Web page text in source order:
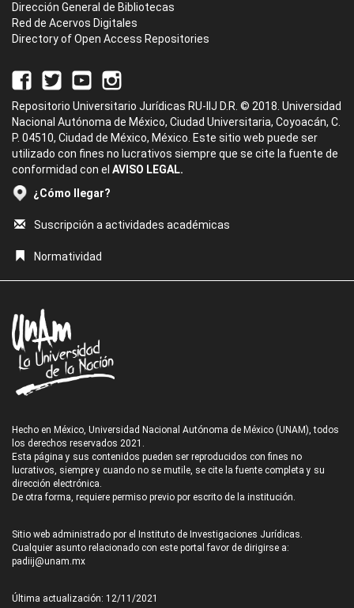
Dirección General de Bibliotecas
Red de Acervos Digitales
Directory of Open Access Repositories
Repositorio Universitario Jurídicas RU-IIJ D.R. © 2018. Universidad
Nacional Autónoma de México, Ciudad Universitaria, Coyoacán, C.
P. 04510, Ciudad de México, México. Este sitio web puede ser
utilizado con fines no lucrativos siempre que se cite la fuente de
conformidad con el AVISO LEGAL.
¿Cómo llegar?
Suscripción a actividades académicas
Normatividad
Hecho en México, Universidad Nacional Autónoma de México (UNAM), todos
los derechos reservados 2021.
Esta página y sus contenidos pueden ser reproducidos con fines no
lucrativos, siempre y cuando no se mutile, se cite la fuente completa y su
dirección electrónica.
De otra forma, requiere permiso previo por escrito de la institución.
Sitio web administrado por el Instituto de Investigaciones Jurídicas.
Cualquier asunto relacionado con este portal favor de dirigirse a:
padiij@unam.mx
Última actualización: 12/11/2021